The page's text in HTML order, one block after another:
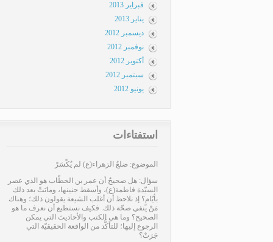
فبراير 2013
يناير 2013
ديسمبر 2012
نوفمبر 2012
أكتوبر 2012
سبتمبر 2012
يونيو 2012
استفتاءات
الموضوع: ضلعُ الزهراء(ع) لم يُكْسَرْ
سؤال: هل صحيحٌ أن عمر بن الخطّاب هو الذي عصر
السيّدة فاطمة(ع)، وأسقط جنينها، وماتَتْ بعد ذلك
بأيّامٍ؟ إذ نلاحظ أن أغلب الشيعة يقولون ذلك؛ وهناك
مَنْ ينفي صحّة ذلك. فكيف نستطيع أن نعرف ما هو
الصحيح؟ وما هي الكتب والأحاديث التي يمكن
الرجوع إليها؛ للتأكُّد من الواقعة الحقيقيّة التي
جَرَتْ؟